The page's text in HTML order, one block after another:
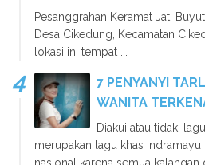
Pesanggrahan Keramat Jati
Desa Cikedung, Kecamatan
lokasi ini tempat ...
7 PENYANYI
WANITA
Diakui atau tidak,
merupakan lagu khas